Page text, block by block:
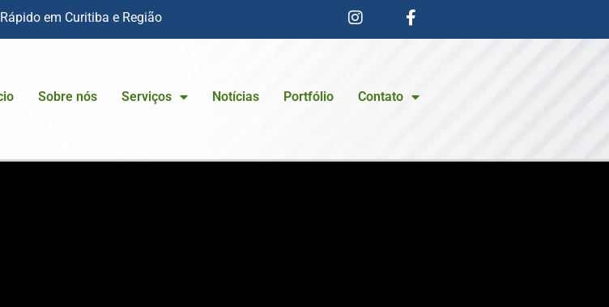
em Curitiba e Região
Sobre nós Serviços Notícias Portfólio Contato